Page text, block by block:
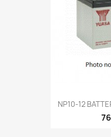
NP10-12